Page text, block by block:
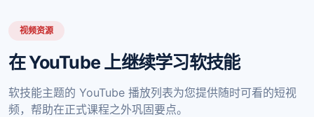
视频资源
在 YouTube 上继续学习软技能
软技能主题的 YouTube 播放列表为您提供随时可看的短视
频，帮助在正式课程之外巩固要点。